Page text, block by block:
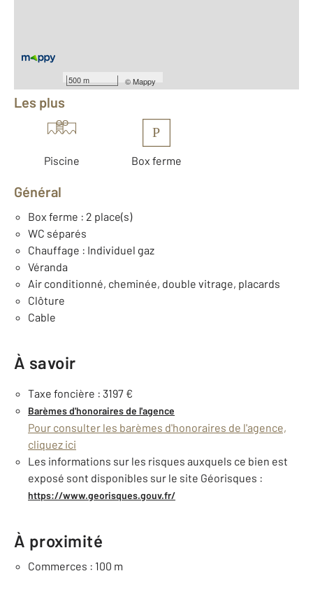
500 m ©Mappy
Équipements
Les plus
Piscine
P
Box ferme
Général
Box ferme : 2 place(s)
WC séparés
Chauffage : Individuel gaz
Véranda
Air conditionné, cheminée, double vitrage, placards
Clôture
Cable
À savoir
Taxe foncière : 3197 €
Barèmes d'honoraires de l'agence
Pour consulter les barèmes d'honoraires de l'agence,
cliquez ici
Les informations sur les risques auxquels ce bien est
exposé sont disponibles sur le site Géorisques :
https://www.georisques.gouv.fr/
À proximité
Commerces : 100 m